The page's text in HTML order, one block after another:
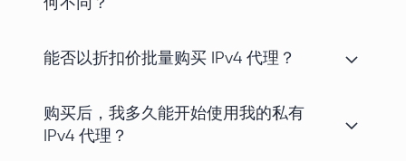
何不同？
能否以折扣价批量购买 IPv4 代理？
购买后，我多久能开始使用我的私有
IPv4 代理？